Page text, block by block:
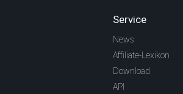
Service
News
Affiliate-Lexikon
Download
API